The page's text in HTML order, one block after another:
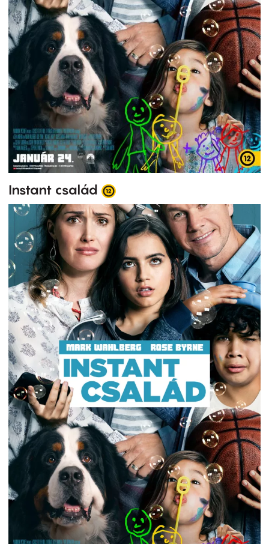
Instant család